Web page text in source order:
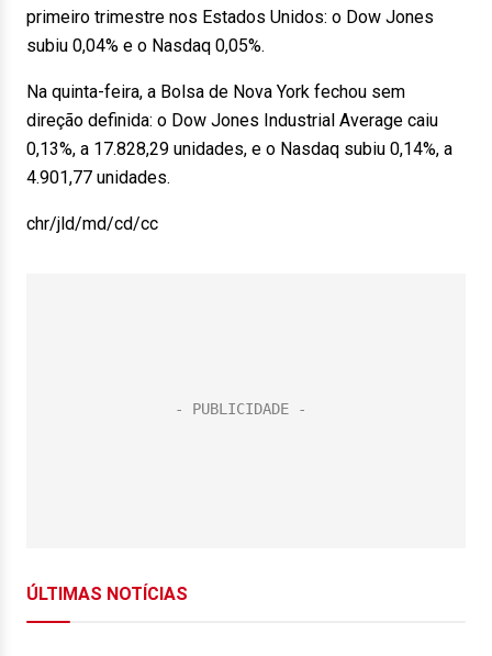
primeiro trimestre nos Estados Unidos: o Dow Jones
subiu 0,04% e o Nasdaq 0,05%.
Na quinta-feira, a Bolsa de Nova York fechou sem
direção definida: o Dow Jones Industrial Average caiu
0,13%, a 17.828,29 unidades, e o Nasdaq subiu 0,14%, a
4.901,77 unidades.
chr/jld/md/cd/cc